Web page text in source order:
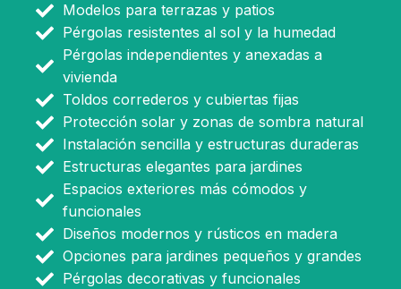
Modelos para terrazas y patios
Pérgolas resistentes al sol y la humedad
Pérgolas independientes y anexadas a
vivienda
Toldos correderos y cubiertas fijas
Protección solar y zonas de sombra natural
Instalación sencilla y estructuras duraderas
Estructuras elegantes para jardines
Espacios exteriores más cómodos y
funcionales
Diseños modernos y rústicos en madera
Opciones para jardines pequeños y grandes
Pérgolas decorativas y funcionales